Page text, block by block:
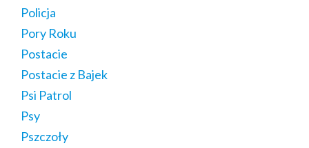
Policja
Pory Roku
Postacie
Postacie z Bajek
Psi Patrol
Psy
Pszczoły